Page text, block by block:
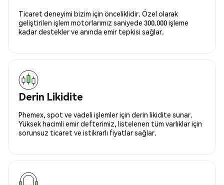
Ticaret deneyimi bizim için önceliklidir. Özel olarak
geliştirilen işlem motorlarımız saniyede 300.000 işleme
kadar destekler ve anında emir tepkisi sağlar.
Derin Likidite
Phemex, spot ve vadeli işlemler için derin likidite sunar.
Yüksek hacimli emir defterimiz, listelenen tüm varlıklar için
sorunsuz ticaret ve istikrarlı fiyatlar sağlar.